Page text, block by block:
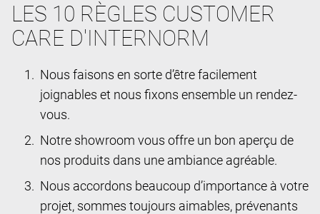
LES 10 RÈGLES CUSTOMER
CARE D'INTERNORM
Nous faisons en sorte d’être facilement
joignables et nous fixons ensemble un rendez-
vous.
Notre showroom vous offre un bon aperçu de
nos produits dans une ambiance agréable.
Nous accordons beaucoup d’importance à votre
projet, sommes toujours aimables, prévenants